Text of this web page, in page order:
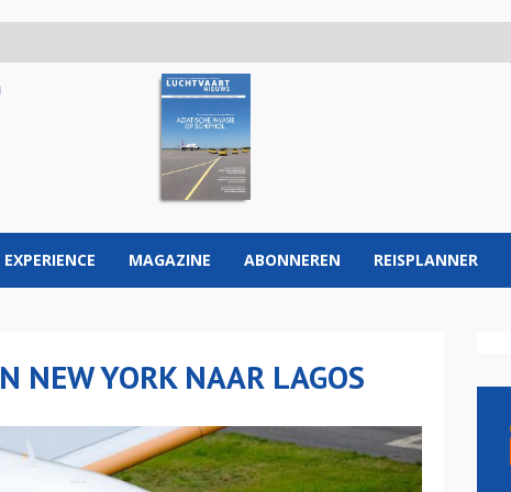
EXPERIENCE MAGAZINE ABONNEREN REISPLANNER
NEW YORK NAAR LAGOS